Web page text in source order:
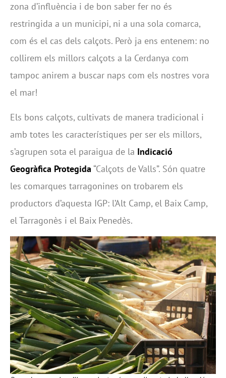
zona d’influència i de bon saber fer no és
restringida a un municipi, ni a una sola comarca,
com és el cas dels calçots. Però ja ens entenem: no
collirem els millors calçots a la Cerdanya com
tampoc anirem a buscar naps com els nostres vora
el mar!
Els bons calçots, cultivats de manera tradicional i
amb totes les característiques per ser els millors,
s’agrupen sota el paraigua de la Indicació
Geogràfica Protegida “Calçots de Valls”. Són quatre
les comarques tarragonines on trobarem els
productors d’aquesta IGP: l’Alt Camp, el Baix Camp,
el Tarragonès i el Baix Penedès.